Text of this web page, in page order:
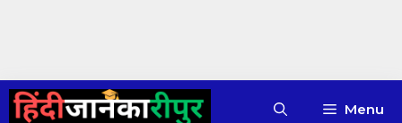
Skip
Menu